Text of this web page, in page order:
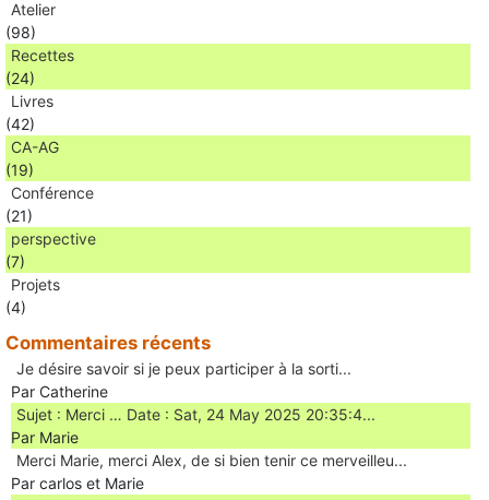
Atelier
(98)
Recettes
(24)
Livres
(42)
CA-AG
(19)
Conférence
(21)
perspective
(7)
Projets
(4)
Commentaires récents
Je désire savoir si je peux participer à la sorti...
Par Catherine
Sujet : Merci … Date : Sat, 24 May 2025 20:35:4...
Par Marie
Merci Marie, merci Alex, de si bien tenir ce merveilleu...
Par carlos et Marie